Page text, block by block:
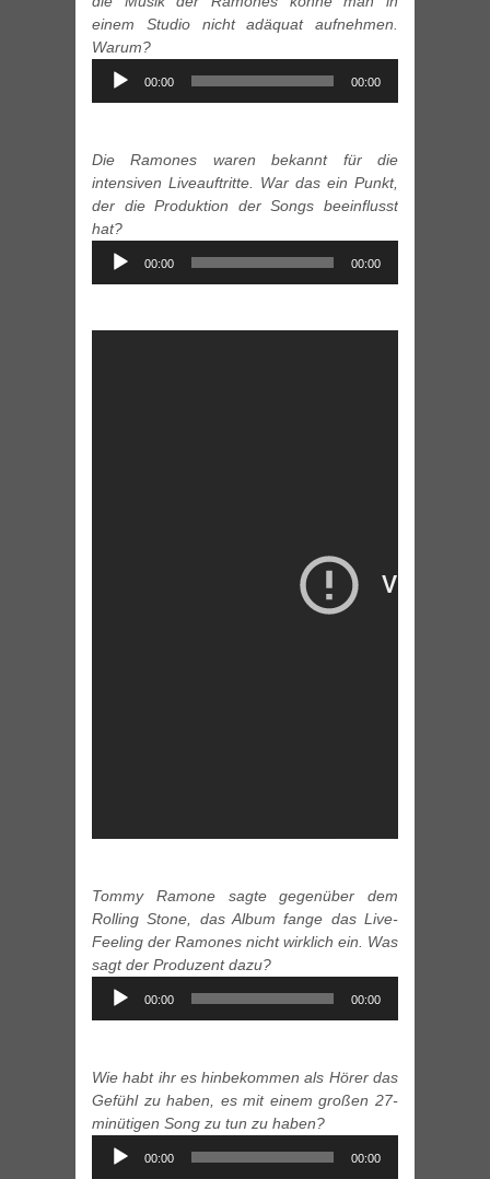
einem Studio nicht adäquat aufnehmen.
Warum?
Audio
Player
00:00 00:00
Die Ramones waren bekannt für die
intensiven Liveauftritte. War das ein Punkt,
der die Produktion der Songs beeinflusst
hat?
Audio
Player
00:00 00:00
Tommy Ramone sagte gegenüber dem
Rolling Stone, das Album fange das Live-
Feeling der Ramones nicht wirklich ein. Was
sagt der Produzent dazu?
Audio
Player
00:00 00:00
Wie habt ihr es hinbekommen als Hörer das
Gefühl zu haben, es mit einem großen 27-
minütigen Song zu tun zu haben?
Audio
Player
00:00 00:00